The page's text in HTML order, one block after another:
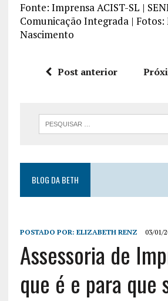
Fonte: Imprensa ACIST-SL |
Comunicação Integrada | Fotos:
Nascimento
Post anterior
BLOG DA BETH
POSTADO POR: ELIZABETH RENZ 03/01/
Assessoria de
que é e para que